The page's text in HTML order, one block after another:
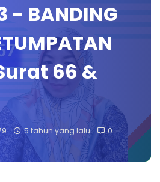
- BANDING
66 &
5 tahun yang lalu 0